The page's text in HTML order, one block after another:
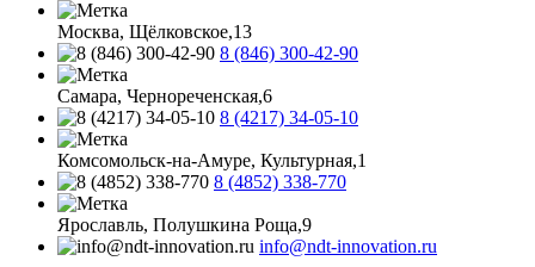
Москва, Щёлковское,13
8 (846) 300-42-90
Самара, Чернореченская,6
8 (4217) 34-05-10
Комсомольск-на-Амуре, Культурная,1
8 (4852) 338-770
Ярославль, Полушкина Роща,9
info@ndt-innovation.ru